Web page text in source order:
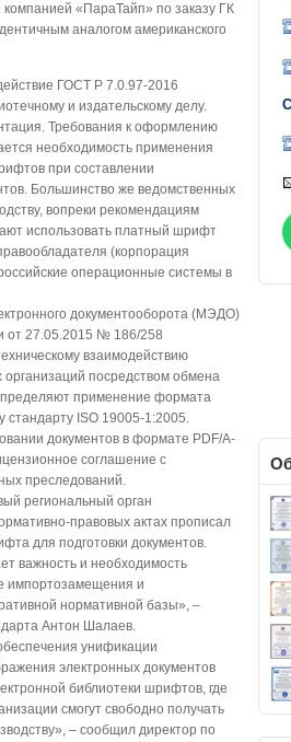
«ПараТайп» по заказу ГК
аналогом американского
ГОСТ Р 7.0.97-2016
и издательскому делу.
Требования к оформлению
необходимость применения
при составлении
Большинство же ведомственных
вопреки рекомендациям
использовать платный шрифт
(корпорация
операционные системы в
документооборота (МЭДО)
от 27.05.2015 № 186/258
взаимодействию
организаций посредством обмена
применение формата
стандарту ISO 19005-1:2005.
документов в формате PDF/A-
соглашение с
преследований.
региональный орган
правовых актах прописал
для подготовки документов.
важность и необходимость
импортозамещения и
нормативной базы», –
Антон Шалаев.
унификации
электронных документов
библиотеки шрифтов, где
смогут свободно получать
– сообщил директор по